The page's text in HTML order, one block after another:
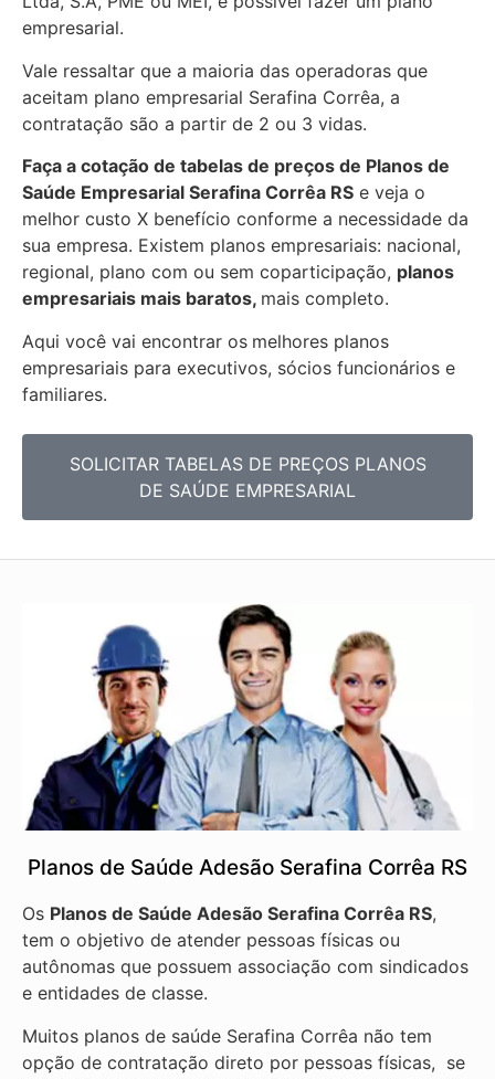
empresarial.
Vale ressaltar que a maioria das operadoras que
aceitam plano empresarial Serafina Corrêa, a
contratação são a partir de 2 ou 3 vidas.
Faça a cotação de tabelas de preços de Planos de
Saúde Empresarial Serafina Corrêa RS e veja o
melhor custo X benefício conforme a necessidade da
sua empresa. Existem planos empresariais: nacional,
regional, plano com ou sem coparticipação, planos
empresariais mais baratos, mais completo.
Aqui você vai encontrar os melhores planos
empresariais para executivos, sócios funcionários e
familiares.
SOLICITAR TABELAS DE PREÇOS PLANOS
DE SAÚDE EMPRESARIAL
Planos de Saúde Adesão Serafina Corrêa RS
Os Planos de Saúde Adesão Serafina Corrêa RS,
tem o objetivo de atender pessoas físicas ou
autônomas que possuem associação com sindicados
e entidades de classe.
Muitos planos de saúde Serafina Corrêa não tem
opção de contratação direto por pessoas físicas, se